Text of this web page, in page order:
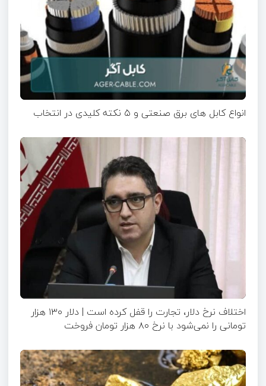
انواع کابل های برق صنعتی و ۵ نکته کلیدی در انتخاب
اختلاف نرخ دلار، تجارت را قفل کرده است | دلار ۱۳۰ هزار
تومانی را نمی‌شود با نرخ ۸۰ هزار تومان فروخت